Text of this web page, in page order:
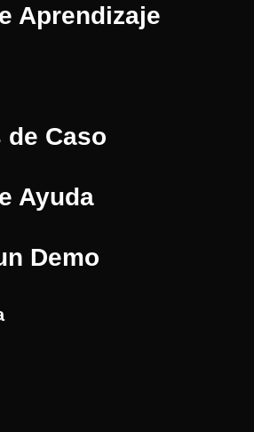
Aprendizaje
Caso
Ayuda
Demo